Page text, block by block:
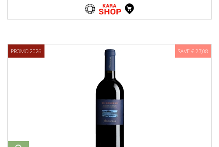
PROMO 2026 SAVE € 27,08